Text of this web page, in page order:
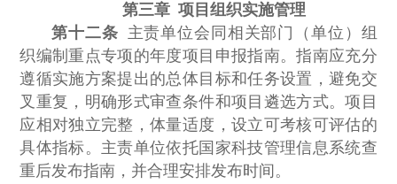
第三章 项目组织实施管理
第十二条 主责单位会同相关部门（单位）组
织编制重点专项的年度项目申报指南。指南应充分
遵循实施方案提出的总体目标和任务设置，避免交
叉重复，明确形式审查条件和项目遴选方式。项目
应相对独立完整，体量适度，设立可考核可评估的
具体指标。主责单位依托国家科技管理信息系统查
重后发布指南，并合理安排发布时间。